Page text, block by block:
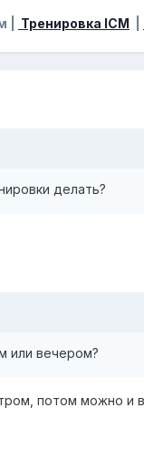
| Тренировка ICM
делать?
или вечером?
потом можно и